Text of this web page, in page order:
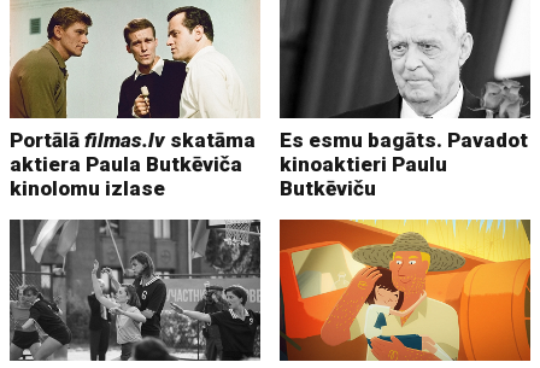
Portālāfilmas.lv skatāma
aktiera Paula Butkēviča
kinolomu izlase
Es esmu bagāts. Pavadot
kinoaktieri Paulu
Butkēviču